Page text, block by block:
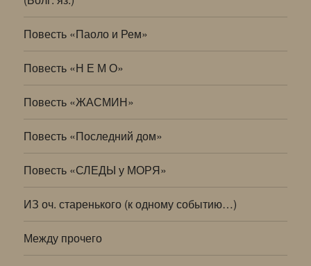
Повесть «Паоло и Рем»
Повесть «Н Е М О»
Повесть «ЖАСМИН»
Повесть «Последний дом»
Повесть «СЛЕДЫ у МОРЯ»
ИЗ оч. старенького (к одному событию…)
Между прочего